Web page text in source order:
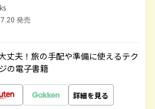
発売
丈夫！旅の手配や準備に使えるテク
の電子書籍
詳細を見る